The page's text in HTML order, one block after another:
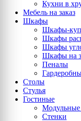
Кухни в
Мебель на заказ
Шкафы
Шкафы-
Шкафы
Шкафы
Шкафы на
Пеналы
Столы
Стулья
Гостиные
Модульные
Стенки